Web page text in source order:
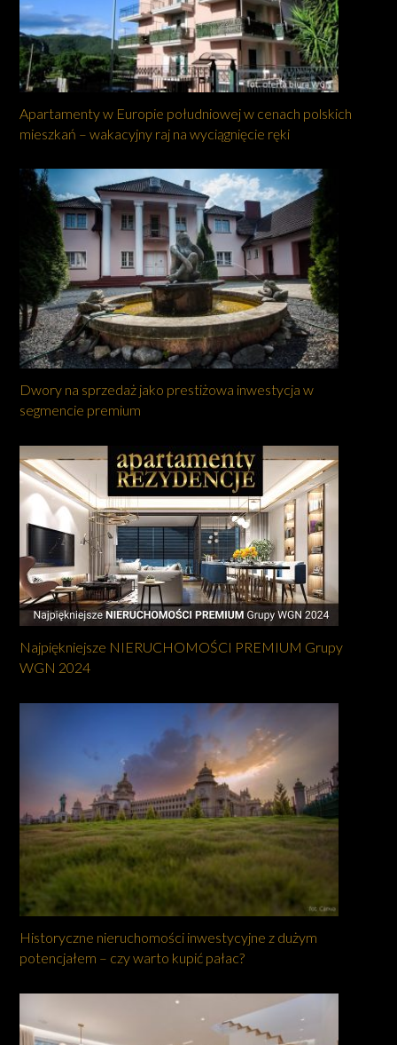
Apartamenty w Europie południowej w cenach polskich
mieszkań – wakacyjny raj na wyciągnięcie ręki
Dwory na sprzedaż jako prestiżowa inwestycja w
segmencie premium
Najpiękniejsze NIERUCHOMOŚCI PREMIUM Grupy
WGN 2024
Historyczne nieruchomości inwestycyjne z dużym
potencjałem – czy warto kupić pałac?